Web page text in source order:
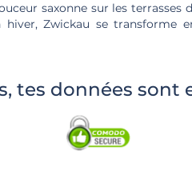
saxonne sur les terrasses
Zwickau se transforme
tes données sont